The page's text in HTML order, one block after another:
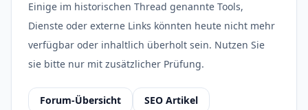
Einige im historischen Thread genannte Tools,
Dienste oder externe Links könnten heute nicht mehr
verfügbar oder inhaltlich überholt sein. Nutzen Sie
sie bitte nur mit zusätzlicher Prüfung.
Forum-Übersicht
SEO Artikel